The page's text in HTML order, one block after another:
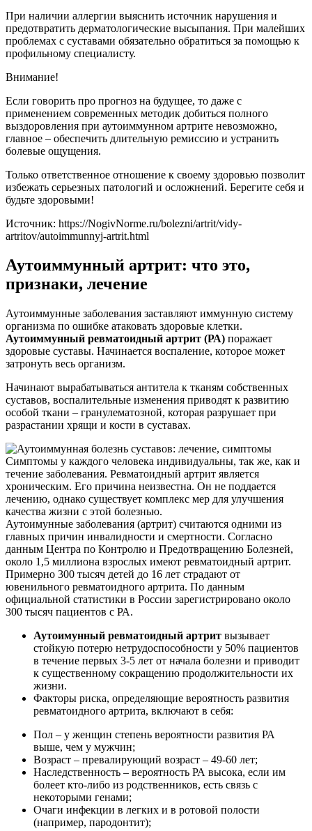
При наличии аллергии выяснить источник нарушения и
предотвратить дерматологические высыпания. При малейших
проблемах с суставами обязательно обратиться за помощью к
профильному специалисту.
Внимание!
Если говорить про прогноз на будущее, то даже с
применением современных методик добиться полного
выздоровления при аутоиммунном артрите невозможно,
главное – обеспечить длительную ремиссию и устранить
болевые ощущения.
Только ответственное отношение к своему здоровью позволит
избежать серьезных патологий и осложнений. Берегите себя и
будьте здоровыми!
Источник: https://NogivNorme.ru/bolezni/artrit/vidy-
artritov/autoimmunnyj-artrit.html
Аутоиммунный артрит: что это,
признаки, лечение
Аутоиммунные заболевания заставляют иммунную систему
организма по ошибке атаковать здоровые клетки.
Аутоиммунный ревматоидный артрит (РА) поражает
здоровые суставы. Начинается воспаление, которое может
затронуть весь организм.
Начинают вырабатываться антитела к тканям собственных
суставов, воспалительные изменения приводят к развитию
особой ткани – гранулематозной, которая разрушает при
разрастании хрящи и кости в суставах.
Симптомы у каждого человека индивидуальны, так же, как и
течение заболевания. Ревматоидный артрит является
хроническим. Его причина неизвестна. Он не поддается
лечению, однако существует комплекс мер для улучшения
качества жизни с этой болезнью.
Аутоимунные заболевания (артрит) считаются одними из
главных причин инвалидности и смертности. Согласно
данным Центра по Контролю и Предотвращению Болезней,
около 1,5 миллиона взрослых имеют ревматоидный артрит.
Примерно 300 тысяч детей до 16 лет страдают от
ювенильного ревматоидного артрита. По данным
официальной статистики в России зарегистрировано около
300 тысяч пациентов с РА.
Аутоимунный ревматоидный артрит вызывает
стойкую потерю нетрудоспособности у 50% пациентов
в течение первых 3-5 лет от начала болезни и приводит
к существенному сокращению продолжительности их
жизни.
Факторы риска, определяющие вероятность развития
ревматоидного артрита, включают в себя:
Пол – у женщин степень вероятности развития РА
выше, чем у мужчин;
Возраст – превалирующий возраст – 49-60 лет;
Наследственность – вероятность РА высока, если им
болеет кто-либо из родственников, есть связь с
некоторыми генами;
Очаги инфекции в легких и в ротовой полости
(например, пародонтит);